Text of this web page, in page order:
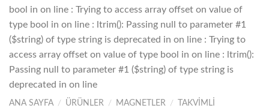
bool in on line : Trying to access array offset on value of
type bool in on line : ltrim(): Passing null to parameter #1
($string) of type string is deprecated in on line : Trying to
access array offset on value of type bool in on line : ltrim():
Passing null to parameter #1 ($string) of type string is
deprecated in on line
ANA SAYFA / ÜRÜNLER / MAGNETLER /
TAKVİMLİ